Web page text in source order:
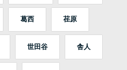
葛西 荏原
世田谷 舎人